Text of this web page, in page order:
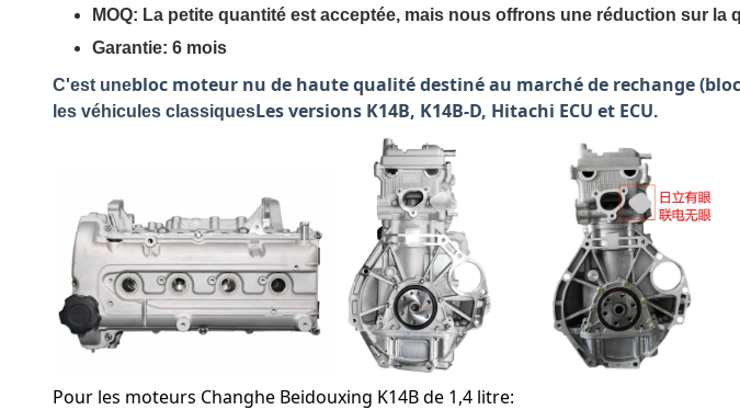
MOQ: La petite quantité est acceptée, mais nous offrons une réduction sur la
Garantie: 6 mois
C'est unebloc moteur nu de haute qualité destiné au marché de rechange
les véhicules classiquesLes versions K14B, K14B-D, Hitachi ECU et ECU.
Pour les moteurs Changhe Beidouxing K14B de 1,4 litre: